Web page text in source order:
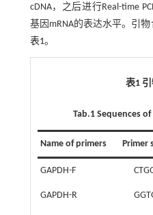
cDNA，之后进行Real-time
基因mRNA的表达水平。引
表1。
表1
Tab.1 Sequences
Name of primers Primer
GAPDH-F
GAPDH-R